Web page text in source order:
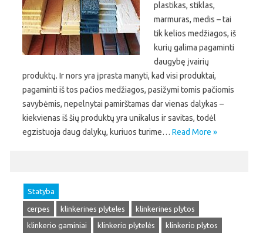
plastikas, stiklas,
marmuras, medis – tai
tik kelios medžiagos, iš
kurių galima pagaminti
daugybę įvairių
produktų. Ir nors yra įprasta manyti, kad visi produktai,
pagaminti iš tos pačios medžiagos, pasižymi tomis pačiomis
savybėmis, nepelnytai pamirštamas dar vienas dalykas –
kiekvienas iš šių produktų yra unikalus ir savitas, todėl
egzistuoja daug dalykų, kuriuos turime… Read More »
Statyba
cerpes klinkerines plyteles
klinkerines plytos
klinkerio gaminiai
klinkerio plytelės
klinkerio plytos